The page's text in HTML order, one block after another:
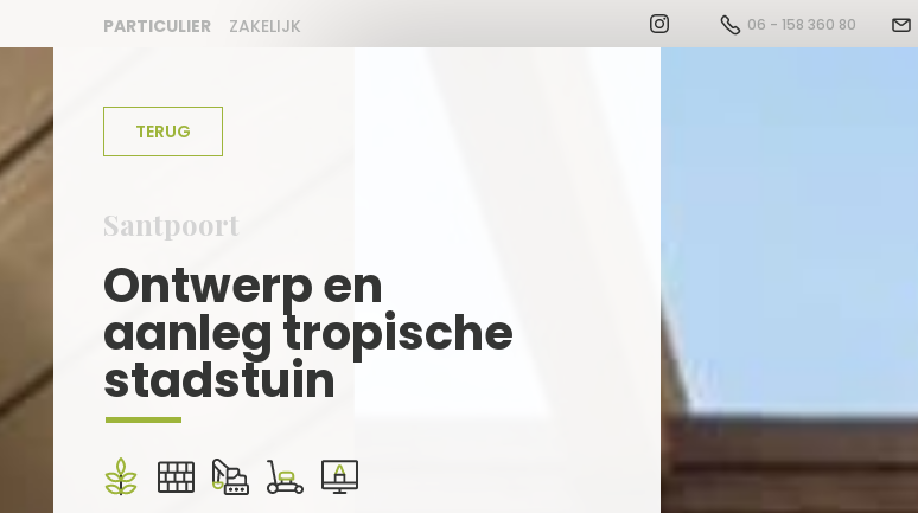
PARTICULIER ZAKELIJK 06 - 158 360 80
TERUG
Santpoort
Ontwerp en
aanleg tropische
stadstuin